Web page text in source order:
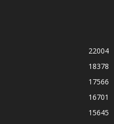
22004
18378
17566
16701
15645